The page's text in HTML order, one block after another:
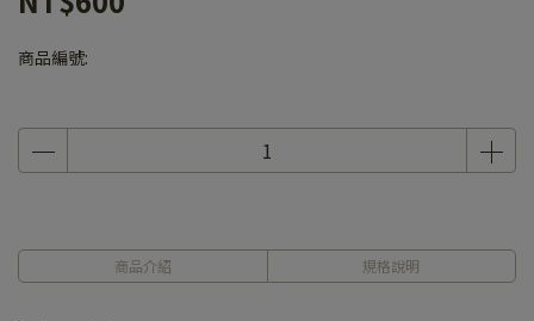
商品編號:
商品介紹 規格說明